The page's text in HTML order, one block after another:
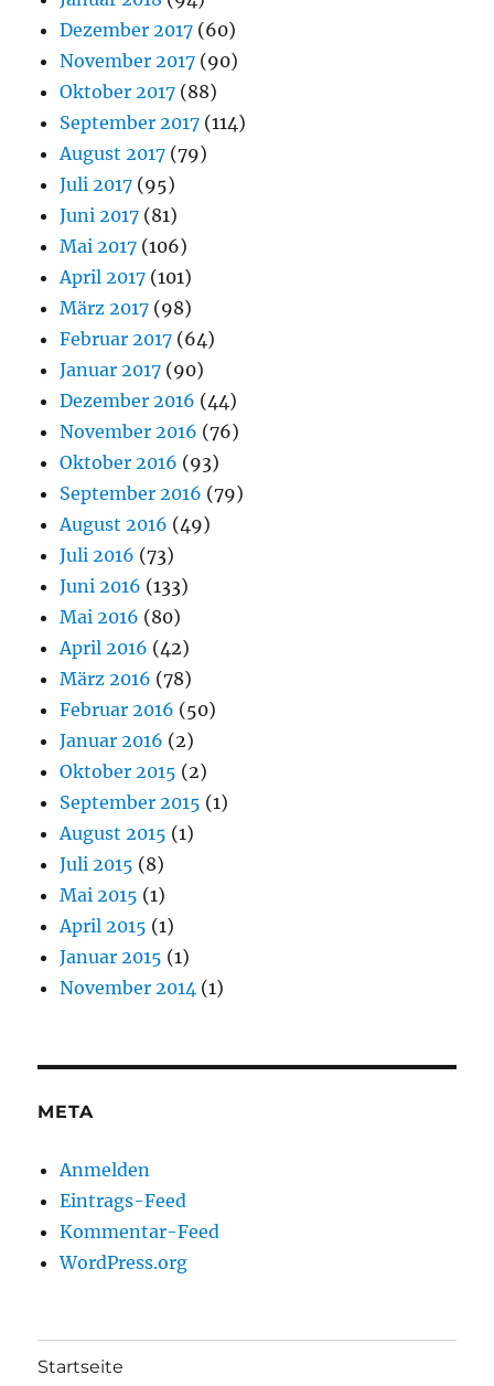
Dezember 2017 (60)
November 2017 (90)
Oktober 2017 (88)
September 2017 (114)
August 2017 (79)
Juli 2017 (95)
Juni 2017 (81)
Mai 2017 (106)
April 2017 (101)
März 2017 (98)
Februar 2017 (64)
Januar 2017 (90)
Dezember 2016 (44)
November 2016 (76)
Oktober 2016 (93)
September 2016 (79)
August 2016 (49)
Juli 2016 (73)
Juni 2016 (133)
Mai 2016 (80)
April 2016 (42)
März 2016 (78)
Februar 2016 (50)
Januar 2016 (2)
Oktober 2015 (2)
September 2015 (1)
August 2015 (1)
Juli 2015 (8)
Mai 2015 (1)
April 2015 (1)
Januar 2015 (1)
November 2014 (1)
META
Anmelden
Eintrags-Feed
Kommentar-Feed
WordPress.org
Startseite